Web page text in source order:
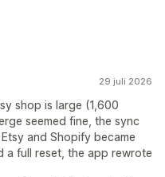
29 juli 2026
shop is large (1,600
seemed fine, the sync
and Shopify became
a full reset, the app rewrote